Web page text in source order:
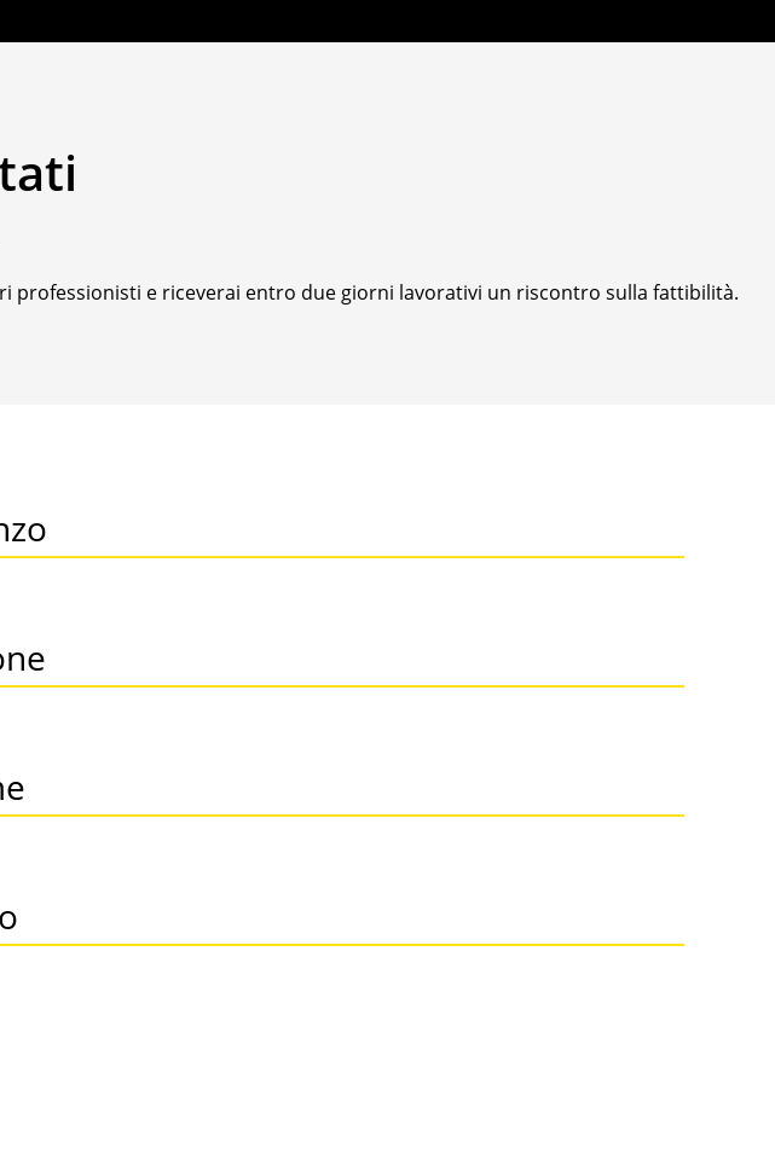
professionisti e riceverai entro due giorni lavorativi un riscontro sulla fattibilità.